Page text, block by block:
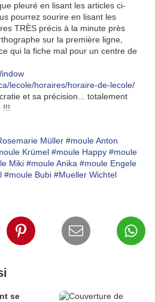
pleuré en lisant les articles ci-
pourrez sourire en lisant les
TRÈS précis à la minute près
sur la première ligne,
qui la fiche mal pour un centre de
lecole/horaires/horaire-de-lecole/
et sa précision... totalement
!!!
Müller #moule Anton
Krümel #moule Happy #moule
Miki #moule Anika #moule Engele
#moule Bubi #Mueller Wichtel
se